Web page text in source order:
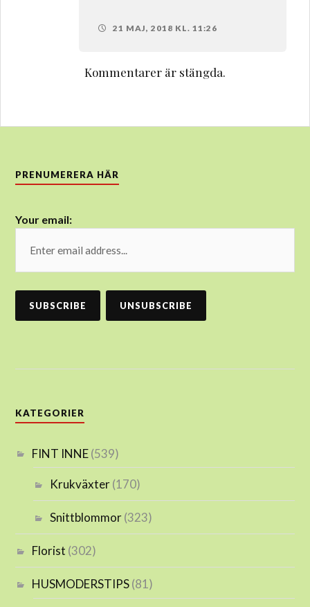
21 MAJ, 2018 KL. 11:26
Kommentarer är stängda.
PRENUMERERA HÄR
Your email:
KATEGORIER
FINT INNE(539)
Krukväxter(170)
Snittblommor(323)
Florist (302)
HUSMODERSTIPS(81)